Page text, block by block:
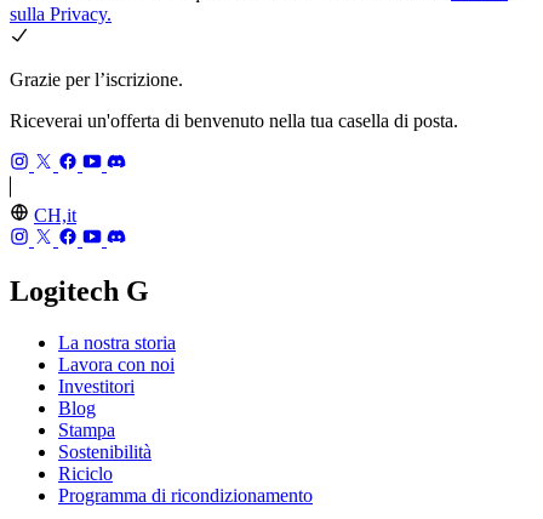
sulla Privacy.
Grazie per l’iscrizione.
Riceverai un'offerta di benvenuto nella tua casella di posta.
CH,it
Logitech G
La nostra storia
Lavora con noi
Investitori
Blog
Stampa
Sostenibilità
Riciclo
Programma di ricondizionamento